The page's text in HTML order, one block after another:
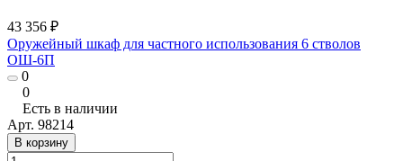
43 356 ₽
Оружейный шкаф для частного использования 6 стволов
ОШ-6П
0
0
Есть в наличии
Арт. 98214
В корзину